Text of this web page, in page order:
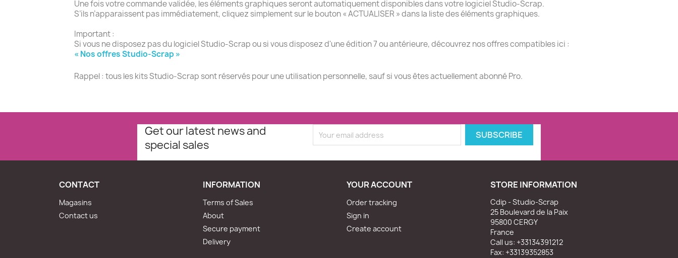
Une fois votre commande validée, les éléments graphiques seront automatiquement disponibles dans votre logiciel Studio-Scrap.
S’ils n’apparaissent pas immédiatement, cliquez simplement sur le bouton « ACTUALISER » dans la liste des éléments graphiques.
Important :
Si vous ne disposez pas du logiciel Studio-Scrap ou si vous disposez d'une édition 7 ou antérieure, découvrez nos offres compatibles ici :
« Nos offres Studio-Scrap »
Rappel : tous les kits Studio-Scrap sont réservés pour une utilisation personnelle, sauf si vous êtes actuellement abonné Pro.
Get our latest news and
special sales
CONTACT
Magasins
Contact us
INFORMATION
Terms of Sales
About
Secure payment
Delivery
YOUR ACCOUNT
Order tracking
Sign in
Create account
STORE INFORMATION
Cdip - Studio-Scrap
25 Boulevard de la Paix
95800 CERGY
France
Call us: +33134391212
Fax: +33139352853